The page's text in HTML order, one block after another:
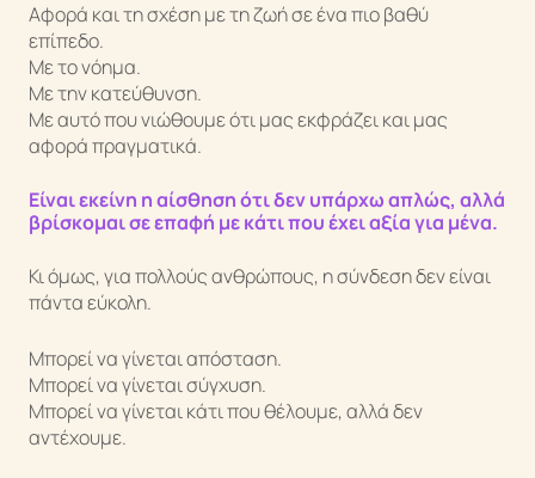
Αφορά και τη σχέση με τη ζωή σε ένα πιο βαθύ
επίπεδο.
Με το νόημα.
Με την κατεύθυνση.
Με αυτό που νιώθουμε ότι μας εκφράζει και μας
αφορά πραγματικά.
Είναι εκείνη η αίσθηση ότι δεν υπάρχω απλώς, αλλά
βρίσκομαι σε επαφή με κάτι που έχει αξία για μένα.
Κι όμως, για πολλούς ανθρώπους, η σύνδεση δεν είναι
πάντα εύκολη.
Μπορεί να γίνεται απόσταση.
Μπορεί να γίνεται σύγχυση.
Μπορεί να γίνεται κάτι που θέλουμε, αλλά δεν
αντέχουμε.